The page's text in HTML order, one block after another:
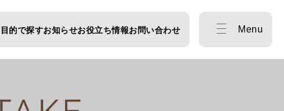
目的で探すお知らせお役立ち情報お問い合わせ Menu